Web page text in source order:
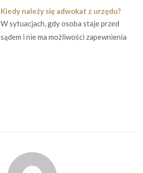
Kiedy należy się adwokat z urzędu?
W sytuacjach, gdy osoba staje przed
sądem i nie ma możliwości zapewnienia